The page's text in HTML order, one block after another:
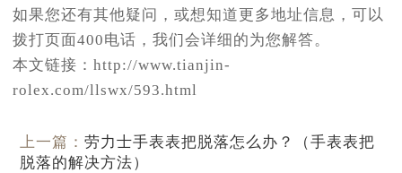
如果您还有其他疑问，或想知道更多地址信息，可以
拨打页面400电话，我们会详细的为您解答。
本文链接：http://www.tianjin-
rolex.com/llswx/593.html
上一篇：劳力士手表表把脱落怎么办？（手表表把
脱落的解决方法）